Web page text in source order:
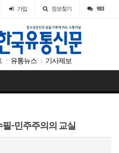
가입 정보찾기 933
유통뉴스 기사제보
필-민주주의의 교실